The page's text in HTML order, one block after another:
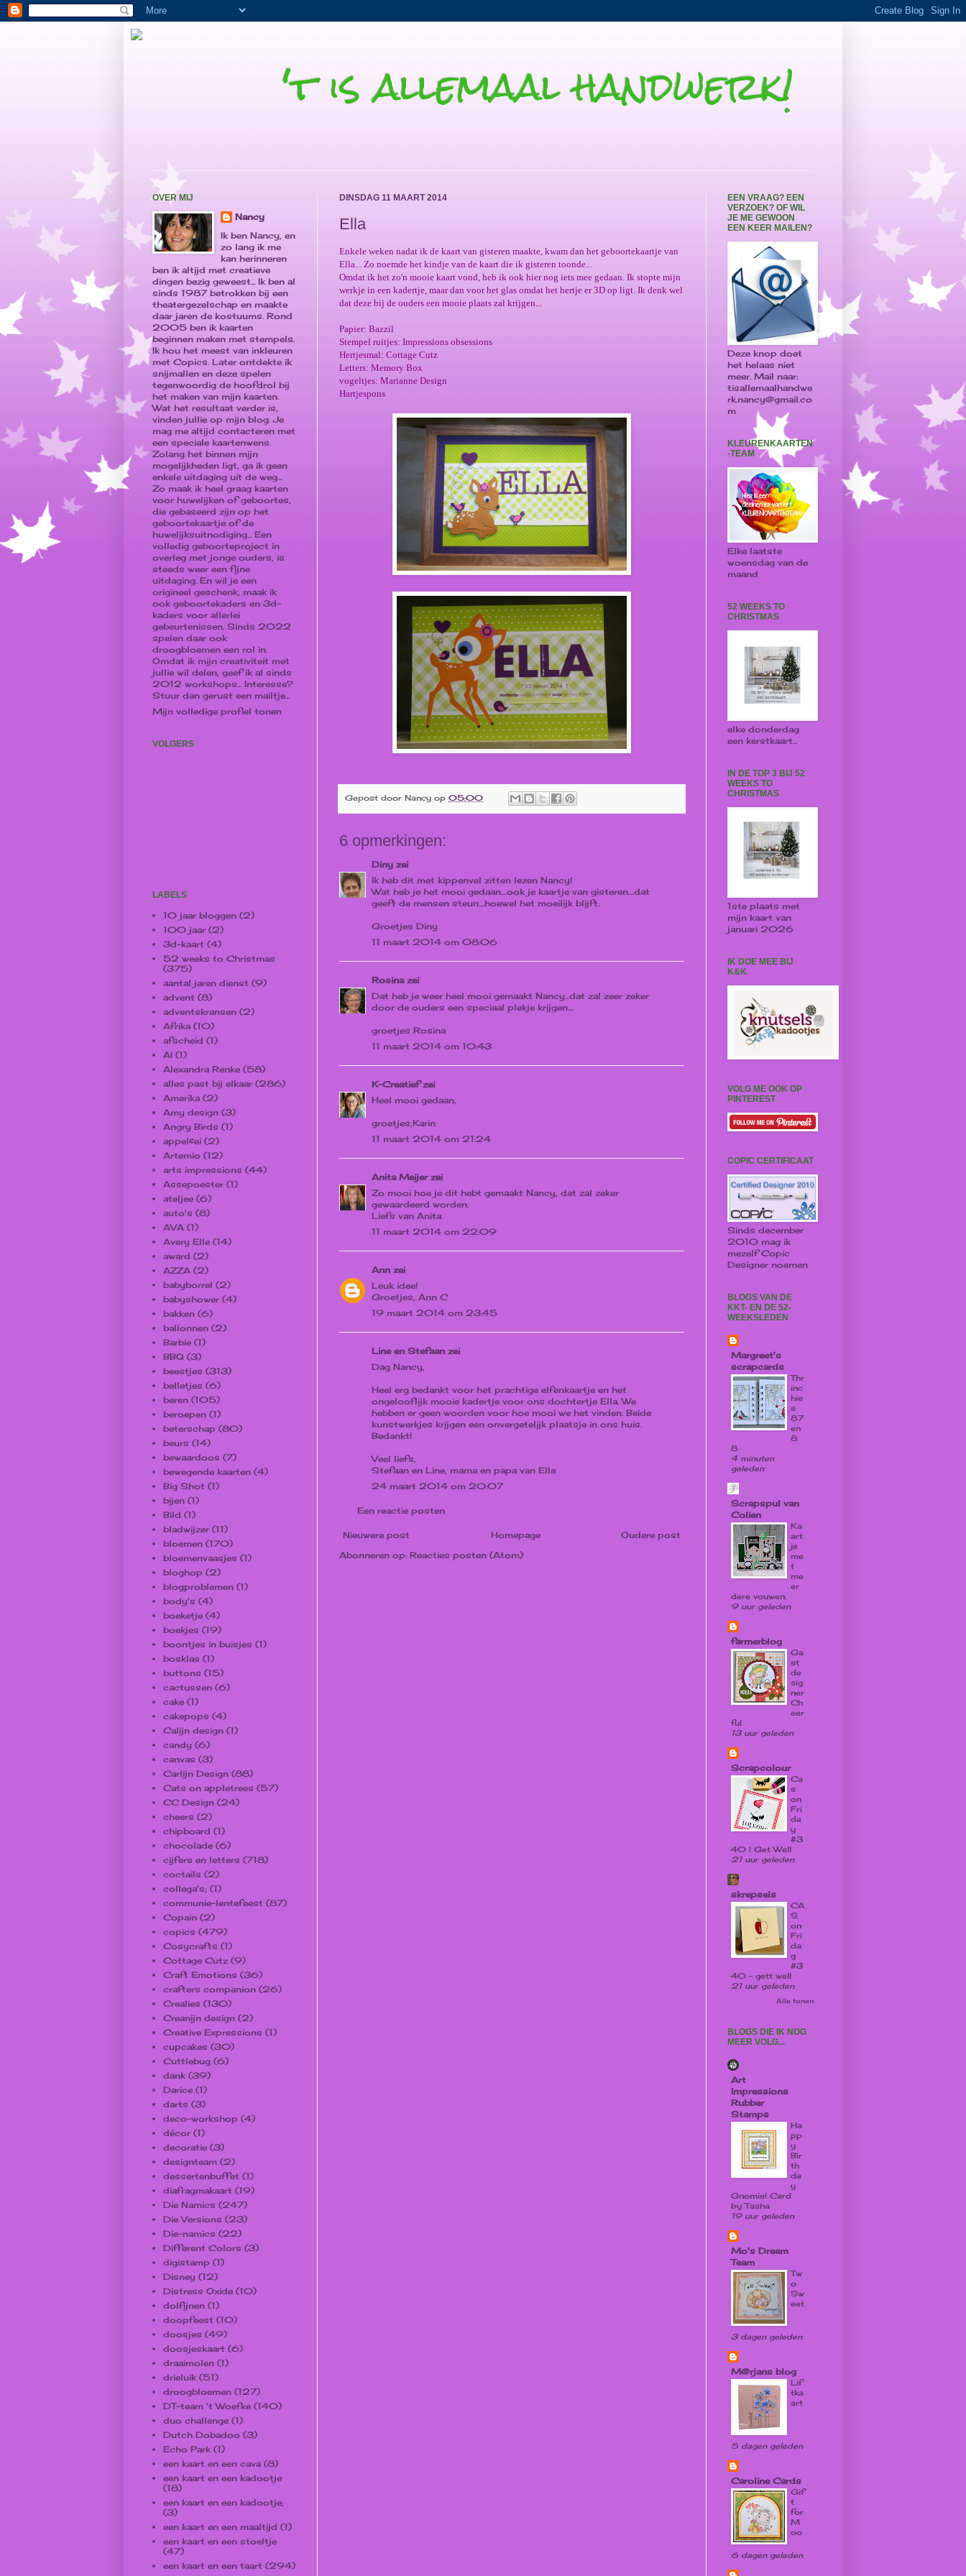
't is allemaal handwerk!
DINSDAG 11 MAART 2014
Ella
Enkele weken nadat ik de kaart van gisteren maakte, kwam dan het geboortekaartje van
Ella... Zo noemde het kindje van de kaart die ik gisteren toonde...
Omdat ik het zo'n mooie kaart vond, heb ik ook hier nog iets mee gedaan. Ik stopte mijn
werkje in een kadertje, maar dan voor het glas omdat het hertje er 3D op ligt. Ik denk wel
dat deze bij de ouders een mooie plaats zal krijgen...
Papier: Bazzil
Stempel ruitjes: Impressions obsessions
Hertjesmal: Cottage Cutz
Letters: Memory Box
vogeltjes: Marianne Design
Hartjespons
Gepost door Nancy op 05:00
6 opmerkingen:
Diny zei
Ik heb dit met kippenvel zitten lezen Nancy!
Wat heb je het mooi gedaan....ook je kaartje van gisteren....dat
geeft de mensen steun....hoewel het moeilijk blijft.
Groetjes Diny
11 maart 2014 om 08:06
Rosinazei
Dat heb je weer heel mooi gemaakt Nancy...dat zal zeer zeker
door de ouders een speciaal plekje krijgen....
groetjes Rosina
11 maart 2014 om 10:43
K-Creatiefzei
Heel mooi gedaan,
groetjes,Karin
11 maart 2014 om 21:24
Anita Meijerzei
Zo mooi hoe je dit hebt gemaakt Nancy, dat zal zeker
gewaardeerd worden.
Liefs van Anita
11 maart 2014 om 22:09
Ann zei
Leuk idee!
Groetjes, Ann C
19 maart 2014 om 23:45
Line en Stefaan zei
Dag Nancy,
Heel erg bedankt voor het prachtige elfenkaartje en het
ongelooflijk mooie kadertje voor ons dochtertje Ella. We
hebben er geen woorden voor hoe mooi we het vinden. Beide
kunstwerkjes krijgen een onvergetelijk plaatsje in ons huis.
Bedankt!
Veel liefs,
Stefaan en Line, mama en papa van Ella
24 maart 2014 om 20:07
Een reactie posten
Nieuwere post Oudere post
Homepage
Abonneren op: Reacties posten (Atom)
OVER MIJ
Nancy
Ik ben Nancy, en
zo lang ik me
kan herinneren
ben ik altijd met creatieve
dingen bezig geweest... Ik ben al
sinds 1987 betrokken bij een
theatergezelschap en maakte
daar jaren de kostuums. Rond
2005 ben ik kaarten
beginnen maken met stempels.
Ik hou het meest van inkleuren
met Copics. Later ontdekte ik
snijmallen en deze spelen
tegenwoordig de hoofdrol bij
het maken van mijn kaarten.
Wat het resultaat verder is,
vinden jullie op mijn blog. Je
mag me altijd contacteren met
een speciale kaartenwens.
Zolang het binnen mijn
mogelijkheden ligt, ga ik geen
enkele uitdaging uit de weg...
Zo maak ik heel graag kaarten
voor huwelijken of geboortes,
die gebaseerd zijn op het
geboortekaartje of de
huwelijksuitnodiging... Een
volledig geboorteproject in
overleg met jonge ouders, is
steeds weer een fijne
uitdaging. En wil je een
origineel geschenk, maak ik
ook geboortekaders en 3d-
kaders voor allerlei
gebeurtenissen. Sinds 2022
spelen daar ook
droogbloemen een rol in.
Omdat ik mijn creativiteit met
jullie wil delen, geef ik al sinds
2012 workshops... Interesse?
Stuur dan gerust een mailtje...
Mijn volledige profiel tonen
VOLGERS
LABELS
10 jaar bloggen (2)
100 jaar (2)
3d-kaart (4)
52 weeks to Christmas
(375)
aantal jaren dienst (9)
advent (8)
adventskransen (2)
Afrika (10)
afscheid (1)
AI (1)
Alexandra Renke (58)
alles past bij elkaar (286)
Amerika (2)
Amy design (3)
Angry Birds (1)
appel&ei (2)
Artemio (12)
arts impressions (44)
Assepoester (1)
ateljee (6)
auto's (8)
AVA (1)
Avery Elle (14)
award (2)
AZZA (2)
babyborrel (2)
babyshower (4)
bakken (6)
ballonnen (2)
Barbie (1)
BBQ (3)
beestjes (313)
belletjes (6)
beren (105)
beroepen (1)
beterschap (80)
beurs (14)
bewaardoos (7)
bewegende kaarten (4)
Big Shot (1)
bijen (1)
Bild (1)
bladwijzer (11)
bloemen (170)
bloemenvaasjes (1)
bloghop (2)
blogproblemen (1)
body's (4)
boeketje (4)
boekjes (19)
boontjes in buisjes (1)
bosklas (1)
buttons (15)
cactussen (6)
cake (1)
cakepops (4)
Calijn design (1)
candy (6)
canvas (3)
Carlijn Design (88)
Cats on appletrees (57)
CC Design (24)
cheers (2)
chipboard (1)
chocolade (6)
cijfers en letters (718)
coctails (2)
collega's; (1)
communie-lentefeest (87)
Copain (2)
copics (479)
Cosycrafts (1)
Cottage Cutz (9)
Craft Emotions (36)
crafters companion (26)
Crealies (130)
Creanijn design (2)
Creative Expressions (1)
cupcakes (30)
Cuttlebug (6)
dank (39)
Darice (1)
darts (3)
deco-workshop (4)
décor (1)
decoratie (3)
designteam (2)
dessertenbuffet (1)
diafragmakaart (19)
Die Namics (247)
Die Versions (23)
Die-namics (22)
Different Colors (3)
digistamp (1)
Disney (12)
Distress Oxide (10)
dolfijnen (1)
doopfeest (10)
doosjes (49)
doosjeskaart (6)
draaimolen (1)
drieluik (51)
droogbloemen (127)
DT-team 't Woefke (140)
duo challenge (1)
Dutch Dobadoo (3)
Echo Park (1)
een kaart en een cava (8)
een kaart en een kadootje
(18)
een kaart en een kadootje;
(3)
een kaart en een maaltijd (1)
een kaart en een stoeltje
(47)
een kaart en een taart (294)
EEN VRAAG? EEN
VERZOEK? OF WIL
JE ME GEWOON
EEN KEER MAILEN?
Deze knop doet
het helaas niet
meer. Mail naar:
tisallemaalhandwe
rk.nancy@gmail.co
m
KLEURENKAARTEN
-TEAM
Elke laatste
woensdag van de
maand
52 WEEKS TO
CHRISTMAS
elke donderdag
een kerstkaart...
IN DE TOP 3 BIJ 52
WEEKS TO
CHRISTMAS
1ste plaats met
mijn kaart van
januari 2026
IK DOE MEE BIJ
K&K
VOLG ME OOK OP
PINTEREST
COPIC CERTIFICAAT
Sinds december
2010 mag ik
mezelf Copic
Designer noemen
BLOGS VAN DE
KKT- EN DE 52-
WEEKSLEDEN
Margreet's
scrapcards
Thr
inc
hie
s
87
en
8
8
4 minuten
geleden
Scrapspul van
Colien
Ka
art
je
me
t
me
er
dere vouwen.
9 uur geleden
farmerblog
Ga
st
de
sig
ner
Ch
eer
ful
13 uur geleden
Scrapcolour
Ca
s
on
Fri
da
y
#3
40 | Get Well
21 uur geleden
skrepsels
CA
S
on
Fri
da
g
#3
40 - gett well
21 uur geleden
Alle tonen
BLOGS DIE IK NOG
MEER VOLG...
Art
Impressions
Rubber
Stamps
Ha
pp
y
Bir
th
da
y
Gnomie! Card
by Tasha
19 uur geleden
Mo's Dream
Team
Tw
o
Sw
eet
3 dagen geleden
M@rjans blog
Lif
tka
art
5 dagen geleden
Caroline Cards
Gif
t
for
M
oo
6 dagen geleden